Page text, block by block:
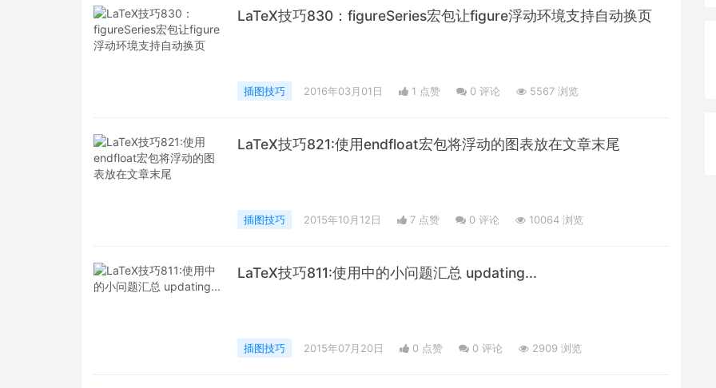
LaTeX技巧830：figureSeries宏包让figure浮动环境支持自动换页
插图技巧 2016年03月01日 1 点赞 0 评论 5567 浏览
LaTeX技巧821:使用endfloat宏包将浮动的图表放在文章末尾
插图技巧 2015年10月12日 7 点赞 0 评论 10064 浏览
LaTeX技巧811:使用中的小问题汇总 updating...
插图技巧 2015年07月20日 0 点赞 0 评论 2909 浏览